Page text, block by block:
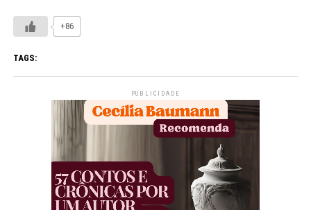
+86
TAGS:
PUBLICIDADE